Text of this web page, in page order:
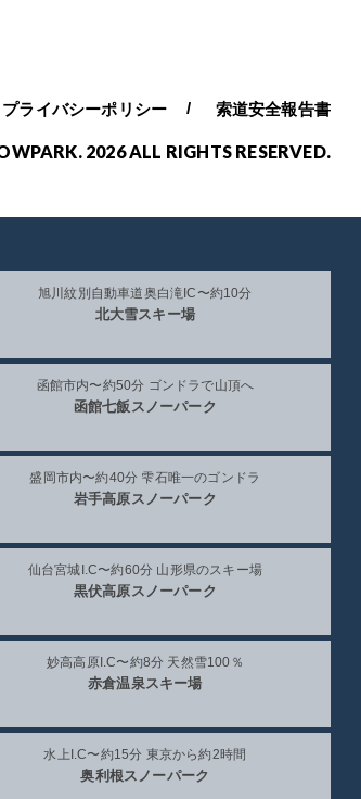
プライバシーポリシー 索道安全報告書
2026 ALL RIGHTS RESERVED.
旭川紋別自動車道奥白滝IC〜約10分
北大雪スキー場
函館市内〜約50分 ゴンドラで山頂へ
函館七飯スノーパーク
盛岡市内〜約40分 雫石唯一のゴンドラ
岩手高原スノーパーク
仙台宮城I.C〜約60分 山形県のスキー場
黒伏高原スノーパーク
妙高高原I.C〜約8分 天然雪100％
赤倉温泉スキー場
水上I.C〜約15分 東京から約2時間
奥利根スノーパーク